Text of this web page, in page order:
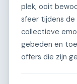
plek, ooit
sfeer tijdens de
collectieve
gebeden en
offers die zijn